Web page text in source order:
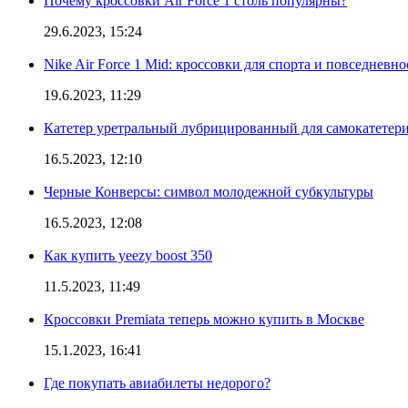
29.6.2023, 15:24
Nike Air Force 1 Mid: кроссовки для спорта и
19.6.2023, 11:29
Катетер уретральный лубрицированный для
16.5.2023, 12:10
Черные Конверсы: символ молодежной субкультуры
16.5.2023, 12:08
Как купить yeezy boost 350
11.5.2023, 11:49
Кроссовки Premiata теперь можно купить в Москве
15.1.2023, 16:41
Где покупать авиабилеты недорого?